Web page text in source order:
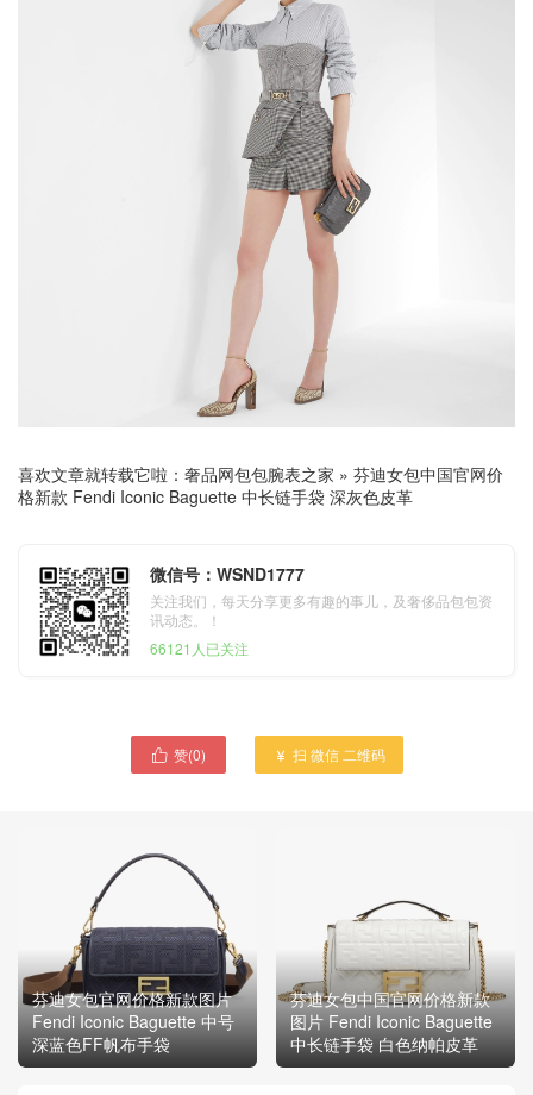
喜欢文章就转载它啦： 奢品网包包腕表之家 » 芬迪女包中国官网价
格新款 Fendi Iconic Baguette 中长链手袋 深灰色皮革
微信号：WSND1777
关注我们，每天分享更多有趣的事儿，及奢侈品包包资
讯动态。！
66121人已关注
 赞(0)  扫 微信 二维码
芬迪女包官网价格新款图片
Fendi Iconic Baguette 中号
深蓝色FF帆布手袋
芬迪女包中国官网价格新款
图片 Fendi Iconic Baguette
中长链手袋 白色纳帕皮革